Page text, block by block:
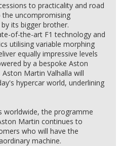
to practicality and road
the uncompromising
its bigger brother.
of-the-art F1 technology and
utilising variable morphing
equally impressive levels
by a bespoke Aston
Martin Valhalla will
hypercar world, underlining
worldwide, the programme
Martin continues to
who will have the
machine.